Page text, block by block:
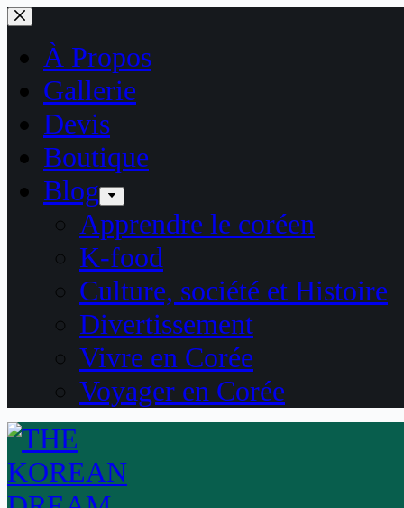
Passer
au
contenuÀ Propos
Gallerie
Devis
Boutique
Blog
Apprendre le coréen
K-food
Culture, société et Histoire
Divertissement
Vivre en Corée
Voyager en Corée